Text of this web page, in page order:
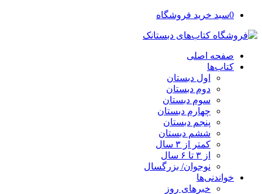
0سبد خرید فروشگاه
صفحه اصلی
کتاب‌ها
اول دبستان
دوم دبستان
سوم دبستان
چهارم دبستان
پنجم دبستان
ششم دبستان
کمتر از ۳ سال
از ۳ تا ۶ سال
نوجوان/ بزرگسال
خواندنی‌ها
خبرهای روز